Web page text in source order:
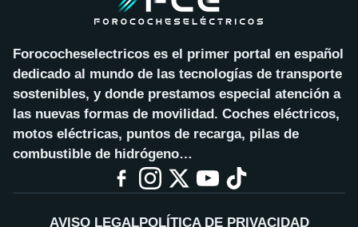
Forococheselectricos es el primer portal en español
dedicado al mundo de las tecnologías de transporte
sostenibles, y donde prestamos especial atención a
las nuevas formas de movilidad. Coches eléctricos,
motos eléctricas, puntos de recarga, pilas de
combustible de hidrógeno…
AVISO LEGALPOLÍTICA DE PRIVACIDAD